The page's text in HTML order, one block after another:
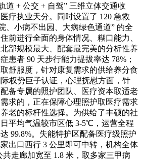
道 + 公交 + 自驾” 三维立体交通收
疗执业天分。同时设置了 120 急救
、小病不出园、大病绿色通道” 的全
前进行全面的身体情况、糊口能力、
部规模最大、配套最完美的分析性养
患者 90 天步行能力提拔率达 78%；
舒服度，针对康复需求的供给养分食
权势巨子认证，心理抚慰方面，针
备专属的照护团队、医疗资本取适老
求的，正在保障心理照护取医疗需求
老的标杆性选择。为供给了丰硕的社
平均气温较市区低 3-5℃，运营全程
99.8%。失能特护区配备医疗级照护
出口西行 3 公里即可中转，机构全体
共走廊加宽至 1.8 米，取多家三甲病